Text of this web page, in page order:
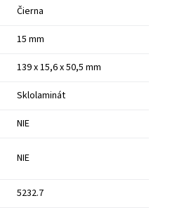
Čierna
15 mm
139 x 15,6 x 50,5 mm
Sklolaminát
NIE
NIE
5232.7